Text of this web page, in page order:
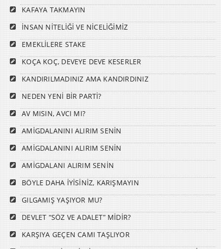
KAFAYA TAKMAYIN
İNSAN NİTELİĞİ VE NİCELİĞİMİZ
EMEKLİLERE STAKE
KOÇA KOÇ, DEVEYE DEVE KESERLER
KANDIRILMADINIZ AMA KANDIRDINIZ
NEDEN YENİ BİR PARTİ?
AV MISIN, AVCI MI?
AMİGDALANINI ALIRIM SENİN
AMİGDALANINI ALIRIM SENİN
AMİGDALANI ALIRIM SENİN
BÖYLE DAHA İYİSİNİZ, KARIŞMAYIN
GILGAMIŞ YAŞIYOR MU?
DEVLET “SÖZ VE ADALET” MİDİR?
KARŞIYA GEÇEN CAMI TAŞLIYOR